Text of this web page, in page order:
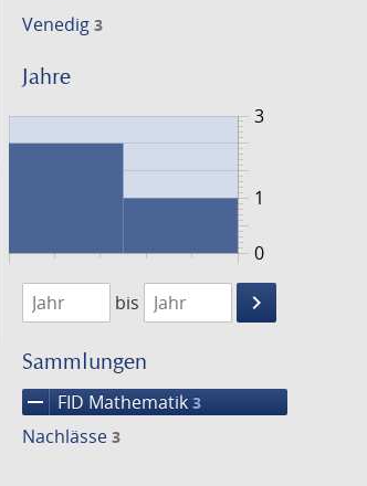
Venedig 3
Jahre
0
3
1
1715
1717
bis
keyboard_arrow_right
Suche
Sammlungen
remove FID Mathematik 3
Nachlässe 3